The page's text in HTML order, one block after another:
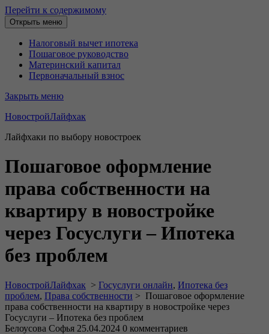
Перейти к содержимому
Открыть меню
Налоговый вычет ипотека
Пошаговое руководство
Материнский капитал
Первоначальный взнос
Закрыть меню
НовостройЛайфхак
Лайфхаки по выбору новостроек
Пошаговое оформление
права собственности на
квартиру в новостройке
через Госуслуги – Ипотека
без проблем
НовостройЛайфхак > Госуслуги онлайн, Ипотека без
проблем, Права собственности > Пошаговое оформление
права собственности на квартиру в новостройке через
Госуслуги – Ипотека без проблем
Белоусова Софья 25.04.2024 0 комментариев